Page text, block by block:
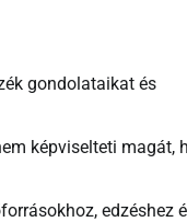
gondolataikat és
képviselteti magát,
edzéshez